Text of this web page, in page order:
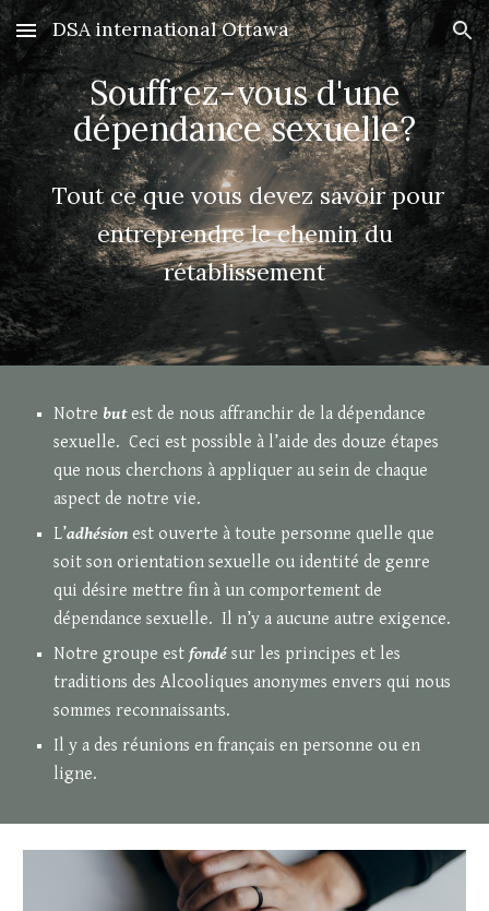
Skip to main content Skip to navigation
DSA international Ottawa
Souffrez-vous d'une
dépendance sexuelle?
Tout ce que vous devez savoir pour
entreprendre le chemin du
rétablissement
Notre butest de nous affranchir de la dépendance
sexuelle. Ceci est possible à l’aide des douze étapes
que nous cherchons à appliquer au sein de chaque
aspect de notre vie.
L’adhésion est ouverte à toute personne quelle que
soit son orientation sexuelle ou identité de genre
qui désire mettre fin à un comportement de
dépendance sexuelle. Il n’y a aucune autre exigence.
Notre groupe estfondé sur les principes et les
traditions des Alcooliques anonymes envers qui nous
sommes reconnaissants.
Il y a des réunions en français en personne ou en
ligne.